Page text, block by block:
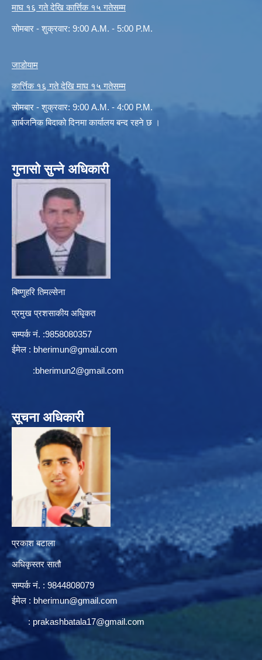
माघ १६ गते देखि कार्त्तिक १५ गतेसम्म
सोमबार - शुक्रवार: 9:00 A.M. - 5:00 P.M.
जाडोयाम
कार्त्तिक १६ गते देखि माघ १५ गतेसम्म
सोमबार - शुक्रवार: 9:00 A.M. - 4:00 P.M.
सार्बजनिक बिदाको दिनमा कार्यालय बन्द रहने छ ।
गुनासो सुन्ने अधिकारी
बिष्णुहरि तिमल्सेना
प्रमुख प्रशसाकीय अधिृकत
सम्पर्क न‌ं. :9858080357
ईमेल : bherimun@gmail.com
:bherimun2@gmail.com
सूचना अधिकारी
प्रकाश बटाला
अधिकृस्तर सातौ
सम्पर्क न‌ं. : 9844808079
ईमेल : bherimun@gmail.com
: prakashbatala17@gmail.com